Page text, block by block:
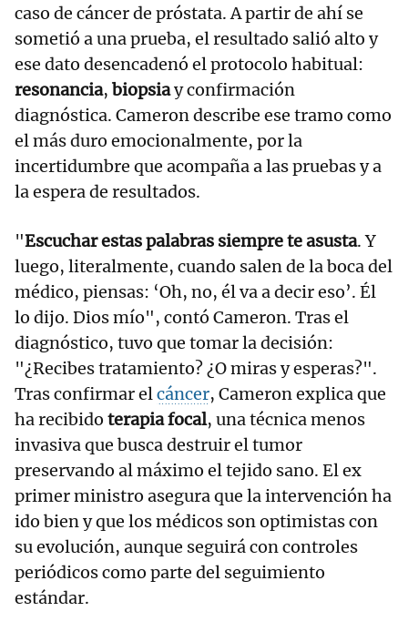
caso de cáncer de próstata. A partir de ahí se
sometió a una prueba, el resultado salió alto y
ese dato desencadenó el protocolo habitual:
resonancia, biopsiay confirmación
diagnóstica. Cameron describe ese tramo como
el más duro emocionalmente, por la
incertidumbre que acompaña a las pruebas y a
la espera de resultados.
"Escuchar estas palabras siempre te asusta. Y
luego, literalmente, cuando salen de la boca del
médico, piensas: ‘Oh, no, él va a decir eso’. Él
lo dijo. Dios mío", contó Cameron. Tras el
diagnóstico, tuvo que tomar la decisión:
"¿Recibes tratamiento? ¿O miras y esperas?".
Tras confirmar elcáncer, Cameron explica que
ha recibido terapia focal, una técnica menos
invasiva que busca destruir el tumor
preservando al máximo el tejido sano. El ex
primer ministro asegura que la intervención ha
ido bien y que los médicos son optimistas con
su evolución, aunque seguirá con controles
periódicos como parte del seguimiento
estándar.